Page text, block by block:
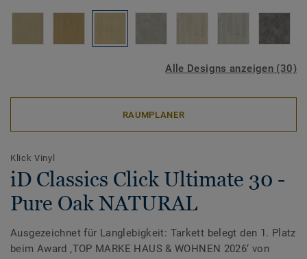
Alle Designs anzeigen (30)
RAUMPLANER
Klick Vinyl
iD Classics Click Ultimate 30 -
Pure Oak NATURAL
Ausgezeichnet für Langlebigkeit: Tarkett belegt den 1. Platz
beim Award ‚TOP MARKE HAUS & WOHNEN 2026‘ von